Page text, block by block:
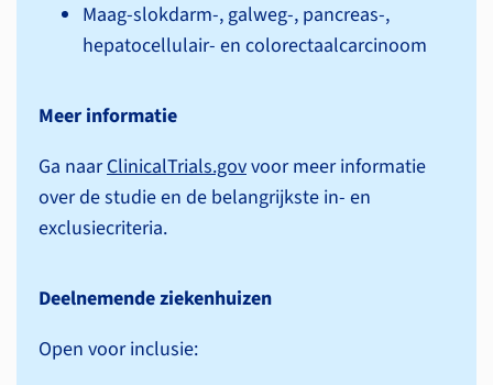
Maag-slokdarm-, galweg-, pancreas-,
hepatocellulair- en colorectaalcarcinoom
Meer informatie
Ga naarClinicalTrials.govvoor meer informatie
over de studie en de belangrijkste in- en
exclusiecriteria.
Deelnemende ziekenhuizen
Open voor inclusie: